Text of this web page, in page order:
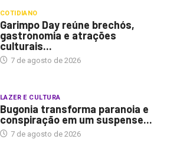
COTIDIANO
Garimpo Day reúne brechós,
gastronomia e atrações
culturais...
7 de agosto de 2026
LAZER E CULTURA
Bugonia transforma paranoia e
conspiração em um suspense...
7 de agosto de 2026